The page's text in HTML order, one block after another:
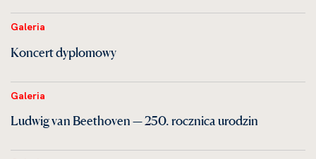
Galeria
Koncert dyplomowy
Galeria
Ludwig van Beethoven — 250. rocznica urodzin